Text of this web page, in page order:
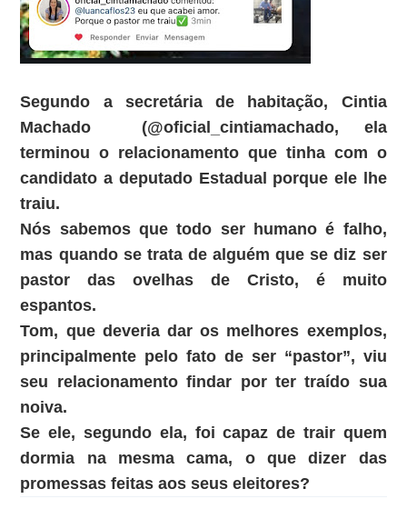
Segundo a secretária de habitação, Cintia
Machado (@oficial_cintiamachado, ela
terminou o relacionamento que tinha com o
candidato a deputado Estadual porque ele lhe
traiu.
Nós sabemos que todo ser humano é falho,
mas quando se trata de alguém que se diz ser
pastor das ovelhas de Cristo, é muito
espantos.
Tom, que deveria dar os melhores exemplos,
principalmente pelo fato de ser “pastor”, viu
seu relacionamento findar por ter traído sua
noiva.
Se ele, segundo ela, foi capaz de trair quem
dormia na mesma cama, o que dizer das
promessas feitas aos seus eleitores?